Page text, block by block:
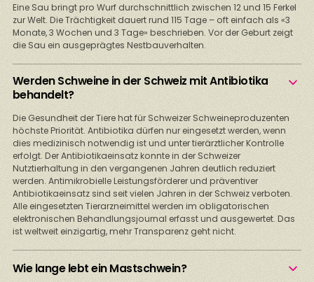
Eine Sau bringt pro Wurf durchschnittlich zwischen 12 und 15 Ferkel
zur Welt. Die Trächtigkeit dauert rund 115 Tage – oft einfach als «3
Monate, 3 Wochen und 3 Tage» beschrieben. Vor der Geburt zeigt
die Sau ein ausgeprägtes Nestbauverhalten.
Werden Schweine in der Schweiz mit Antibiotika
behandelt?
Die Gesundheit der Tiere hat für Schweizer Schweineproduzenten
höchste Priorität. Antibiotika dürfen nur eingesetzt werden, wenn
dies medizinisch notwendig ist und unter tierärztlicher Kontrolle
erfolgt. Der Antibiotikaeinsatz konnte in der Schweizer
Nutztierhaltung in den vergangenen Jahren deutlich reduziert
werden. Antimikrobielle Leistungsförderer und präventiver
Antibiotikaeinsatz sind seit vielen Jahren in der Schweiz verboten.
Alle eingesetzten Tierarzneimittel werden im obligatorischen
elektronischen Behandlungsjournal erfasst und ausgewertet. Das
ist weltweit einzigartig, mehr Transparenz geht nicht.
Wie lange lebt ein Mastschwein?